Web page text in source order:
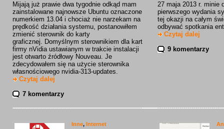
Mijają już prawie dwa tygodnie odkąd mam
zainstalowane najnowsze Ubuntu oznaczone
numerkiem 13.04 i chociaż nie narzekam na
prędkość działania systemu, postanowiłem
zmienić sterownik do karty
graficznej. Domyślnym sterownikiem dla kart
firmy nVidia ustawianym w trakcie instalacji
jest otwarto źródłowy Nouveau. Je
zdecydowałem się na użycie sterownika
własnościowego nvidia-313-updates.
Czytaj dalej
7 komentarzy
27 maja 2013 r. minie
pierwszego wydania
tej okazji na całym
odbywać spotkania
Czytaj dalej
9 komentarzy
Inne, Internet